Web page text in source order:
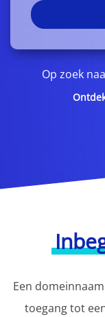
Op zoek
Een
toegang tot